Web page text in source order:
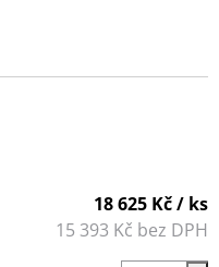
18 625 Kč/ ks
15 393 Kč bez DPH